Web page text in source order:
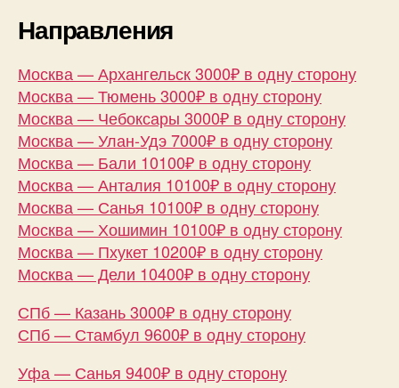
Направления
Москва — Архангельск 3000₽ в одну сторону
Москва — Тюмень 3000₽ в одну сторону
Москва — Чебоксары 3000₽ в одну сторону
Москва — Улан-Удэ 7000₽ в одну сторону
Москва — Бали 10100₽ в одну сторону
Москва — Анталия 10100₽ в одну сторону
Москва — Санья 10100₽ в одну сторону
Москва — Хошимин 10100₽ в одну сторону
Москва — Пхукет 10200₽ в одну сторону
Москва — Дели 10400₽ в одну сторону
СПб — Казань 3000₽ в одну сторону
СПб — Стамбул 9600₽ в одну сторону
Уфа — Санья 9400₽ в одну сторону